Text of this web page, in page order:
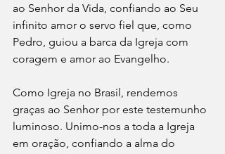
ao Senhor da Vida, confiando ao Seu
infinito amor o servo fiel que, como
Pedro, guiou a barca da Igreja com
coragem e amor ao Evangelho.
Como Igreja no Brasil, rendemos
graças ao Senhor por este testemunho
luminoso. Unimo-nos a toda a Igreja
em oração, confiando a alma do